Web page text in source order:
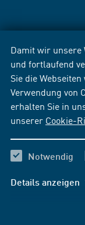
Damit wir unsere
und fortlaufend
Sie die
Verwendung von
erhalten Sie in
unserer Cookie-
Notwendig
Details anzeigen